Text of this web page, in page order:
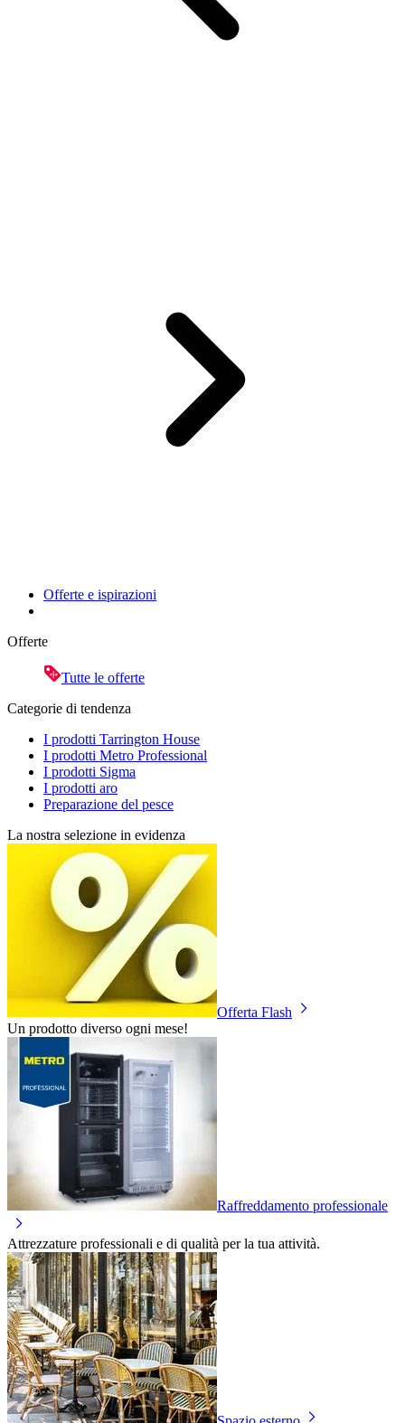
Offerte e ispirazioni
Offerte
Tutte le offerte
Categorie di tendenza
I prodotti Tarrington House
I prodotti Metro Professional
I prodotti Sigma
I prodotti aro
Preparazione del pesce
La nostra selezione in evidenza
Offerta Flash
Un prodotto diverso ogni mese!
Raffreddamento professionale
Attrezzature professionali e di qualità per la tua attività.